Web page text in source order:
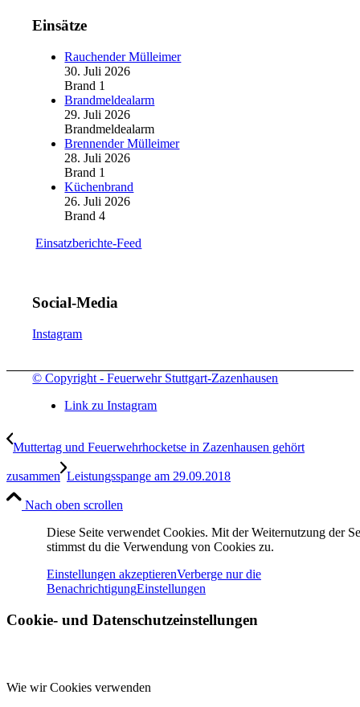
Einsätze
Rauchender Mülleimer
30. Juli 2026
Brand 1
Brandmeldealarm
29. Juli 2026
Brandmeldealarm
Brennender Mülleimer
28. Juli 2026
Brand 1
Küchenbrand
26. Juli 2026
Brand 4
Einsatzberichte-Feed
Social-Media
Instagram
© Copyright - Feuerwehr Stuttgart-Zazenhausen
Link zu Instagram
Muttertag und Feuerwehrhocketse in Zazenhausen gehört
zusammen Leistungsspange am 29.09.2018
Nach oben scrollen
Diese Seite verwendet Cookies. Mit der Weiternutzung der
stimmst du die Verwendung von Cookies zu.
Einstellungen akzeptierenVerberge nur die
BenachrichtigungEinstellungen
Cookie- und Datenschutzeinstellungen
Wie wir Cookies verwenden